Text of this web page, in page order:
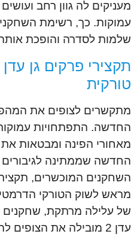
מעניקים לה גוון רחב
שלמות לסדרה והופכת
טורקית
מתקשרים לצופים את
החדשה. התפתחויות
מאחורי הפינה ומבטאות
החדשה שממתינה
השחקנים המוכשרים,
מראש לשוק הטורקי
של עלילה מרתקת, שחקנים
עדן 2 מובילה את